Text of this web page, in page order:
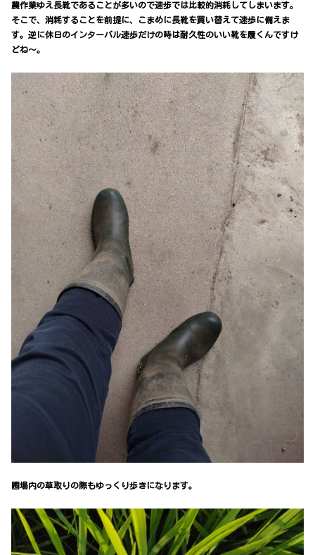
農作業ゆえ長靴であることが多いので速歩では比較的消耗してしまいます。
そこで、消耗することを前提に、こまめに長靴を買い替えて速歩に備えま
す。逆に休日のインターバル速歩だけの時は耐久性のいい靴を履くんですけ
どね～。
圃場内の草取りの際もゆっくり歩きになります。